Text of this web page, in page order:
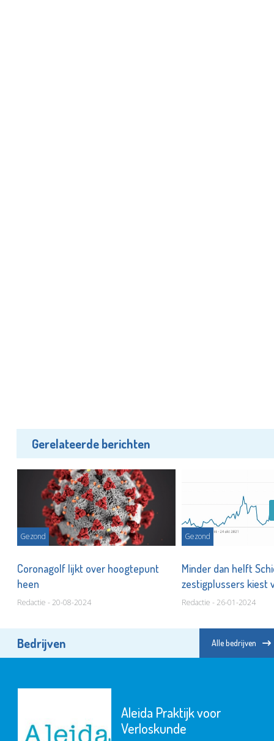
Gerelateerde berichten
Gezond
Coronagolf lijkt over hoogtepunt
heen
Redactie - 20-08-2024
Gezond
Minder dan helft
zestigplussers kiest
Redactie - 26-01-2024
Bedrijven Alle bedrijven
Aleida Praktijk voor
Verloskunde